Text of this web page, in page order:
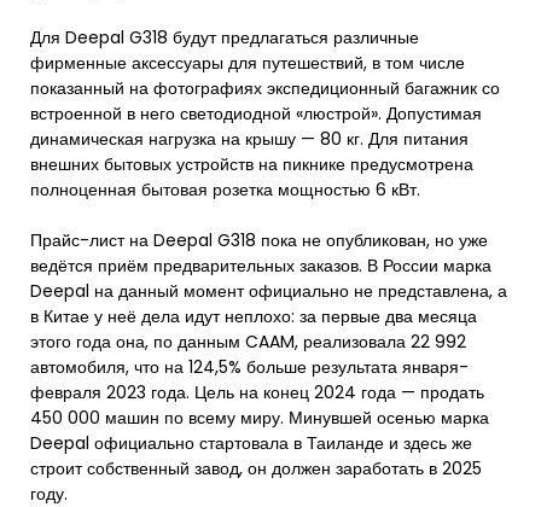
Для Deepal G318 будут предлагаться различные
фирменные аксессуары для путешествий, в том числе
показанный на фотографиях экспедиционный багажник со
встроенной в него светодиодной «люстрой». Допустимая
динамическая нагрузка на крышу — 80 кг. Для питания
внешних бытовых устройств на пикнике предусмотрена
полноценная бытовая розетка мощностью 6 кВт.
Прайс-лист на Deepal G318 пока не опубликован, но уже
ведётся приём предварительных заказов. В России марка
Deepal на данный момент официально не представлена, а
в Китае у неё дела идут неплохо: за первые два месяца
этого года она, по данным CAAM, реализовала 22 992
автомобиля, что на 124,5% больше результата января-
февраля 2023 года. Цель на конец 2024 года — продать
450 000 машин по всему миру. Минувшей осенью марка
Deepal официально стартовала в Таиланде и здесь же
строит собственный завод, он должен заработать в 2025
году.